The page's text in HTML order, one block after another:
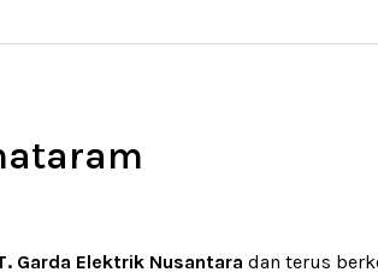
Garda Elektrik Nusantara dan terus